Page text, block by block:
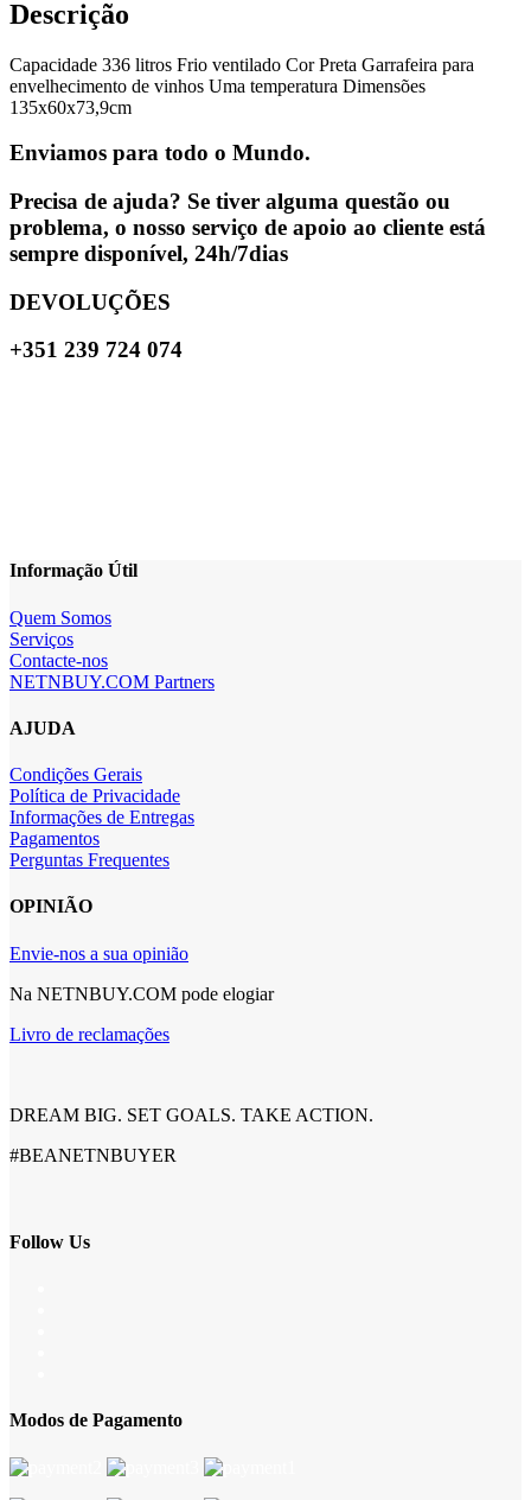
Descrição
Capacidade 336 litros Frio ventilado Cor Preta Garrafeira para
envelhecimento de vinhos Uma temperatura Dimensões
135x60x73,9cm
Enviamos para todo o Mundo.
Precisa de ajuda? Se tiver alguma questão ou
problema, o nosso serviço de apoio ao cliente está
sempre disponível, 24h/7dias
DEVOLUÇÕES
+351 239 724 074
Informação Útil
Quem Somos
Serviços
Contacte-nos
NETNBUY.COM Partners
AJUDA
Condições Gerais
Política de Privacidade
Informações de Entregas
Pagamentos
Perguntas Frequentes
OPINIÃO
Envie-nos a sua opinião
Na NETNBUY.COM pode elogiar
Livro de reclamações
DREAM BIG. SET GOALS. TAKE ACTION.
#BEANETNBUYER
Follow Us
Modos de Pagamento